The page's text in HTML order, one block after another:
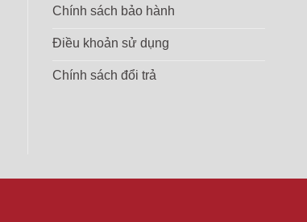
Chính sách bảo hành
Điều khoản sử dụng
Chính sách đổi trả